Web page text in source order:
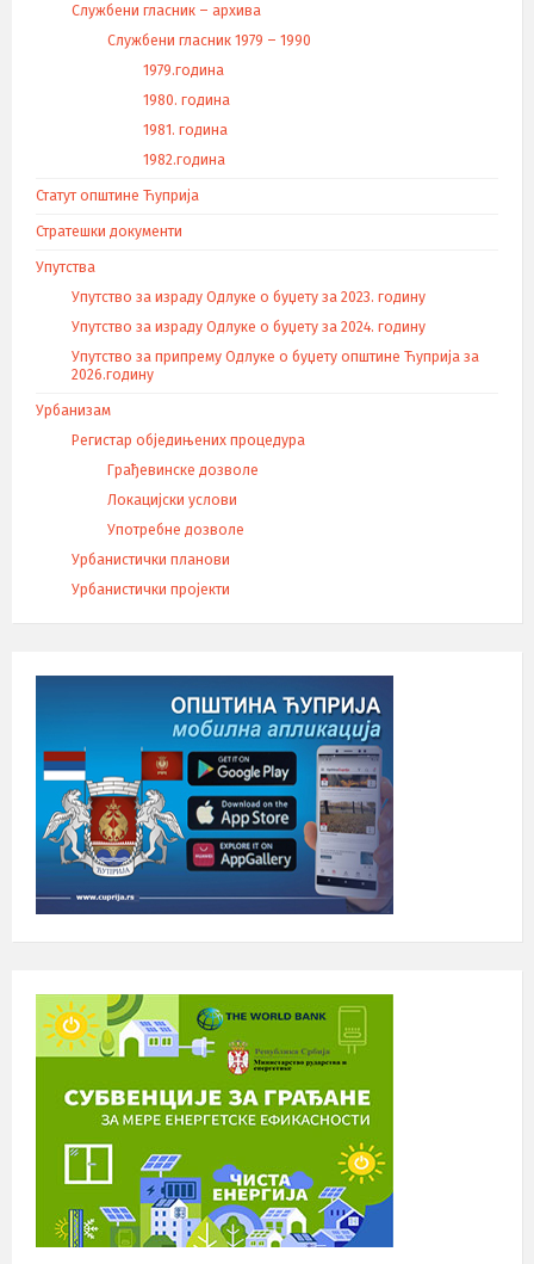
Службени гласник – архива
Службени гласник 1979 – 1990
1979.година
1980. година
1981. година
1982.година
Статут општине Ћуприја
Стратешки документи
Упутства
Упутство за израду Одлуке о буџету за 2023. годину
Упутство за израду Одлуке о буџету за 2024. годину
Упутство за припрему Одлуке о буџету општине Ћуприја за
2026.годину
Урбанизам
Регистар обједињених процедура
Грађевинске дозволе
Локацијски услови
Употребне дозволе
Урбанистички планови
Урбанистички пројекти